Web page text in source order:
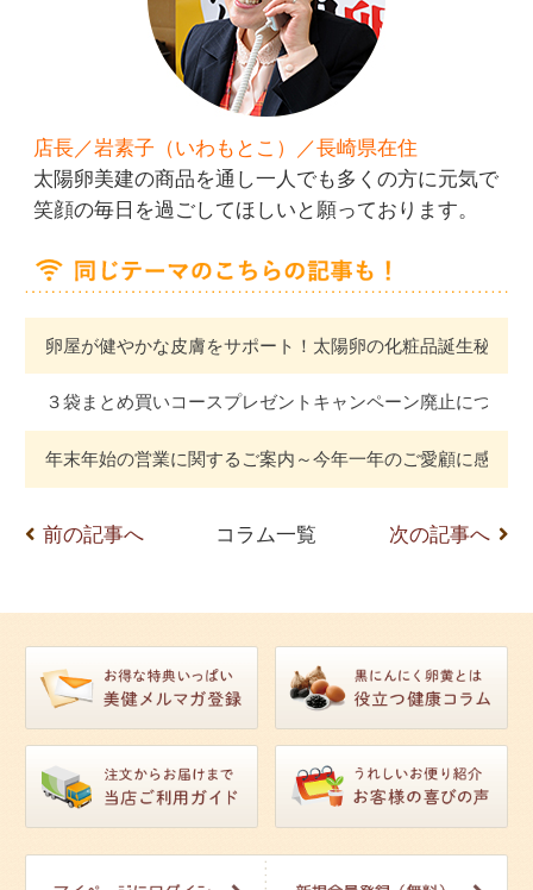
店長／岩素子（いわもとこ）／長崎県在住
太陽卵美建の商品を通し一人でも多くの方に元気で
笑顔の毎日を過ごしてほしいと願っております。
卵屋が健やかな皮膚をサポート！太陽卵の化粧品誕生秘話
３袋まとめ買いコースプレゼントキャンペーン廃止について
年末年始の営業に関するご案内～今年一年のご愛顧に感謝～
前の記事へ コラム一覧 次の記事へ